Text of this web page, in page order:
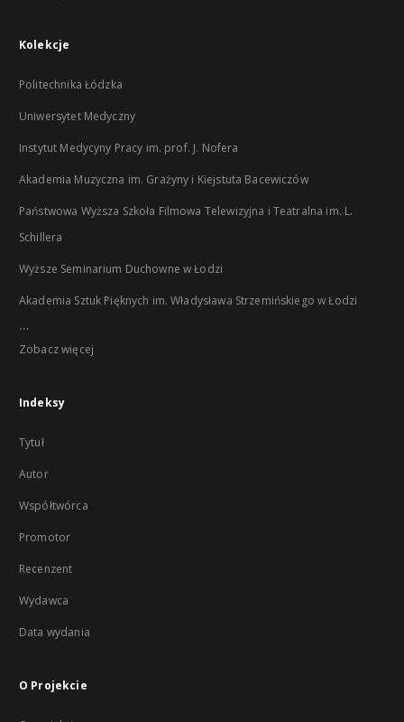
Kolekcje
Politechnika Łódzka
Uniwersytet Medyczny
Instytut Medycyny Pracy im. prof. J. Nofera
Akademia Muzyczna im. Grażyny i Kiejstuta Bacewiczów
Państwowa Wyższa Szkoła Filmowa Telewizyjna i Teatralna im. L.
Schillera
Wyższe Seminarium Duchowne w Łodzi
Akademia Sztuk Pięknych im. Władysława Strzemińskiego w Łodzi
...
Zobacz więcej
Indeksy
Tytuł
Autor
Współtwórca
Promotor
Recenzent
Wydawca
Data wydania
O Projekcie